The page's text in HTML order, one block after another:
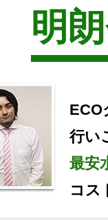
明
ECO
行い
最安
コス